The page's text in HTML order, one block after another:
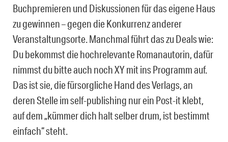
Buchpremieren und Diskussionen für das eigene Haus
zu gewinnen – gegen die Konkurrenz anderer
Veranstaltungsorte. Manchmal führt das zu Deals wie:
Du bekommst die hochrelevante Romanautorin, dafür
nimmst du bitte auch noch XY mit ins Programm auf.
Das ist sie, die fürsorgliche Hand des Verlags, an
deren Stelle im self-publishing nur ein Post-it klebt,
auf dem „kümmer dich halt selber drum, ist bestimmt
einfach“ steht.